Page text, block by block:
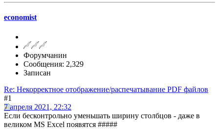
economist
Форумчанин
Сообщения: 2,329
Записан
Re: Некорректное отображение/распечатывание PDF файлов
#1
7 апреля 2021, 22:32
Если бесконтрольно уменьшать ширину столбцов - даже в
великом MS Excel появятся #####